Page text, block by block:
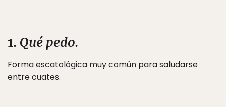
1. Qué pedo.
Forma escatológica muy común para saludarse
entre cuates.